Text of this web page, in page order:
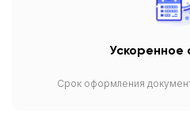
Ускоренное
Срок оформления